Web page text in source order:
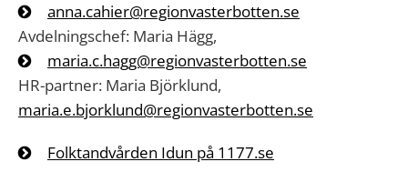
anna.cahier@regionvasterbotten.se
Avdelningschef: Maria Hägg,
maria.c.hagg@regionvasterbotten.se
HR-partner: Maria Björklund,
maria.e.bjorklund@regionvasterbotten.se
Folktandvården Idun på 1177.se